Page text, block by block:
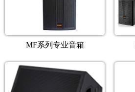
MF系列专业音箱